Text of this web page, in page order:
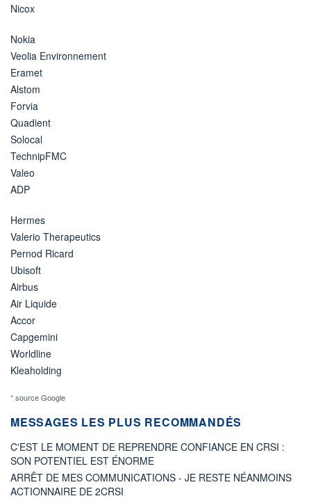
Nicox
Nokia
Veolia Environnement
Eramet
Alstom
Forvia
Quadient
Solocal
TechnipFMC
Valeo
ADP
Hermes
Valerio Therapeutics
Pernod Ricard
Ubisoft
Airbus
Air Liquide
Accor
Capgemini
Worldline
Kleaholding
* source Google
MESSAGES LES PLUS RECOMMANDÉS
C'EST LE MOMENT DE REPRENDRE CONFIANCE EN CRSI :
SON POTENTIEL EST ÉNORME
ARRÊT DE MES COMMUNICATIONS - JE RESTE NÉANMOINS
ACTIONNAIRE DE 2CRSI